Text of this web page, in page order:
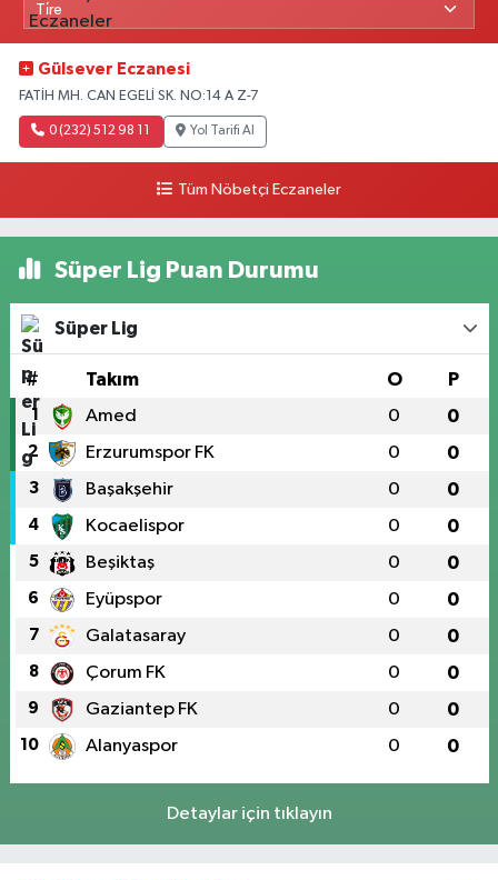
Gülsever Eczanesi
FATİH MH. CAN EGELİ SK. NO:14 A Z-7
0 (232) 512 98 11 Yol Tarifi Al
Tüm Nöbetçi Eczaneler
Süper Lig Puan Durumu
Süper Lig
# Takım O P
1 Amed 0 0
2 Erzurumspor FK 0 0
3 Başakşehir 0 0
4 Kocaelispor 0 0
5 Beşiktaş 0 0
6 Eyüpspor 0 0
7 Galatasaray 0 0
8 Çorum FK 0 0
9 Gaziantep FK 0 0
10 Alanyaspor 0 0
Detaylar için tıklayın